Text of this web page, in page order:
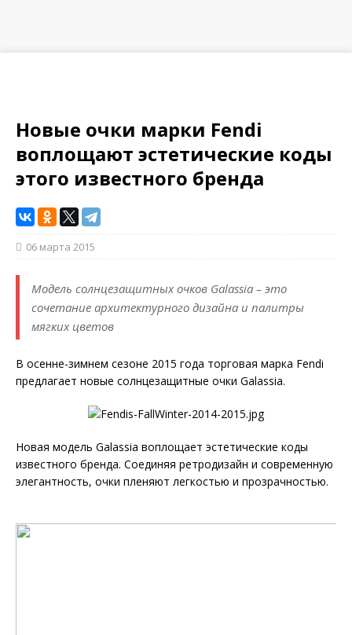
Новые очки марки Fendi
воплощают эстетические коды
этого известного бренда
06 марта 2015
Модель солнцезащитных очков Galassia – это
сочетание архитектурного дизайна и палитры
мягких цветов
В осенне-зимнем сезоне 2015 года торговая марка Fendi
предлагает новые солнцезащитные очки Galassia.
Новая модель Galassia воплощает эстетические коды
известного бренда. Соединяя ретродизайн и современную
элегантность, очки пленяют легкостью и прозрачностью.